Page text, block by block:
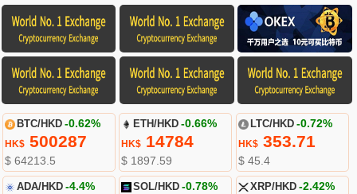
BTC/HKD -0.62%
HK$500287
$ 64213.5
ETH/HKD -0.66%
HK$ 14784
$ 1897.59
LTC/HKD -0.72%
HK$353.71
$ 45.4
ADA/HKD -4.4% SOL/HKD -0.78% XRP/HKD -2.42%